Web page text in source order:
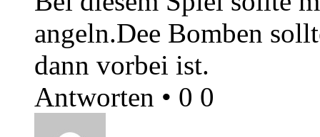
angeln.Dee Bomben
dann vorbei ist.
Antworten • 0 0